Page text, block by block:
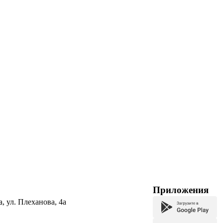
ул. Плеханова, 4а
Приложения